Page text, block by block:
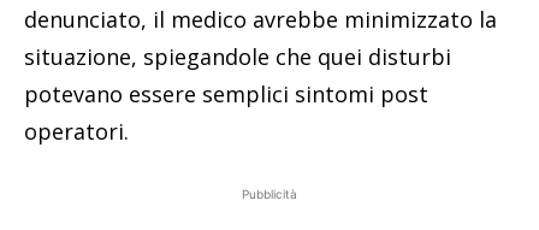
denunciato, il medico avrebbe minimizzato la
situazione, spiegandole che quei disturbi
potevano essere semplici sintomi post
operatori.
Pubblicità